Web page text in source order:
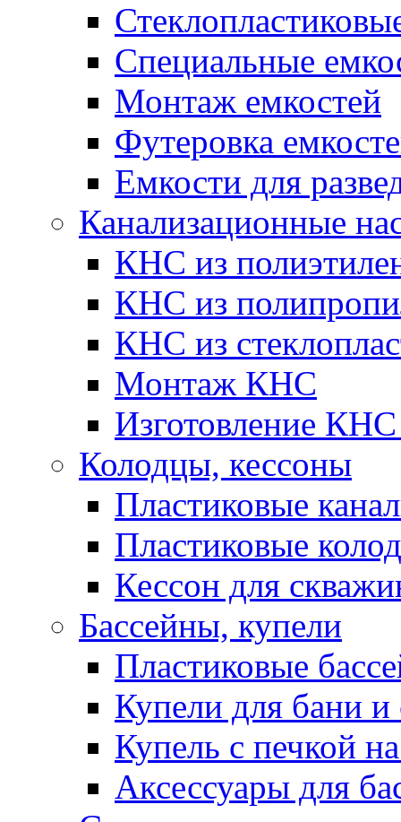
Специальные
Монтаж емкостей
Футеровка
Емкости для
Канализационные
КНС из
КНС из
КНС из
Монтаж КНС
Изготовление КНС
Колодцы, кессоны
Пластиковые
Пластиковые
Кессон для
Бассейны, купели
Пластиковые
Купели для бани и
Купель с печкой
Аксессуары для